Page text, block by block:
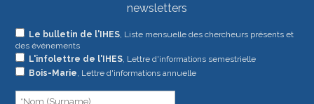
newsletters
Le bulletin de l'IHES, Liste mensuelle des chercheurs présents et
des événements
L'infolettre de l'IHES, Lettre d'informations semestrielle
Bois-Marie , Lettre d'informations annuelle
Si
vous
êtes
humain,